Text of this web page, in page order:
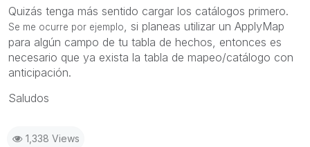
Quizás tenga más sentido cargar los catálogos primero.
Se me ocurre por ejemplo
, si planeas utilizar un ApplyMap
para algún campo de tu tabla de hechos, entonces es
necesario que ya exista la tabla de mapeo/catálogo con
anticipación.
Saludos
1,338 Views